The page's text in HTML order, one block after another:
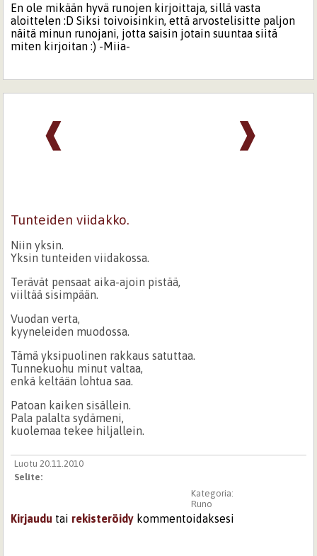
En ole mikään hyvä runojen kirjoittaja, sillä vasta
aloittelen :D Siksi toivoisinkin, että arvostelisitte paljon
näitä minun runojani, jotta saisin jotain suuntaa siitä
miten kirjoitan :) -Miia-
❱
❰
Tunteiden viidakko.
Niin yksin.
Yksin tunteiden viidakossa.
Terävät pensaat aika-ajoin pistää,
viiltää sisimpään.
Vuodan verta,
kyyneleiden muodossa.
Tämä yksipuolinen rakkaus satuttaa.
Tunnekuohu minut valtaa,
enkä keltään lohtua saa.
Patoan kaiken sisällein.
Pala palalta sydämeni,
kuolemaa tekee hiljallein.
Luotu 20.11.2010
Selite:
Kategoria:
Runo
Kirjaudu tai rekisteröidy kommentoidaksesi